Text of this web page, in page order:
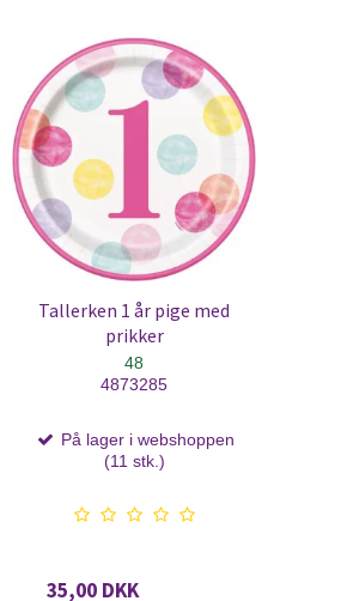
Tallerken 1 år pige med
prikker
48
4873285
På lager i webshoppen
(11 stk.)
35,00 DKK